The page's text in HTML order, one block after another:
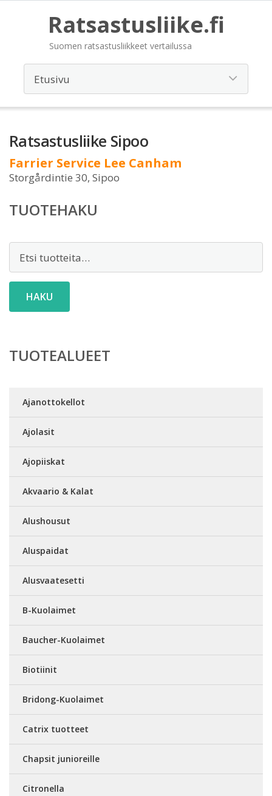
Ratsastusliike.fi
Suomen ratsastusliikkeet vertailussa
Ratsastusliike Sipoo
Farrier Service Lee Canham
Storgårdintie 30, Sipoo
TUOTEHAKU
HAKU
TUOTEALUEET
Ajanottokellot
Ajolasit
Ajopiiskat
Akvaario & Kalat
Alushousut
Aluspaidat
Alusvaatesetti
B-Kuolaimet
Baucher-Kuolaimet
Biotiinit
Bridong-Kuolaimet
Catrix tuotteet
Chapsit junioreille
Citronella